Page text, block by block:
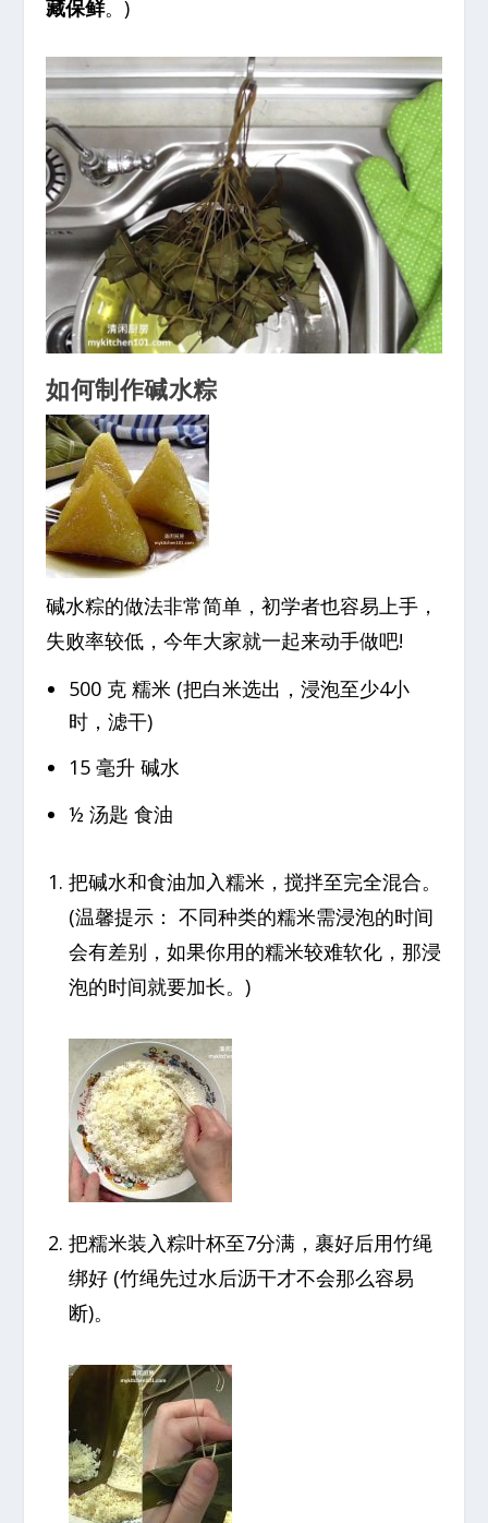
藏保鲜。)
如何制作碱水粽
碱水粽的做法非常简单，初学者也容易上手，
失败率较低，今年大家就一起来动手做吧!
500 克 糯米 (把白米选出，浸泡至少4小
时，滤干)
15 毫升 碱水
½ 汤匙 食油
把碱水和食油加入糯米，搅拌至完全混合。
(温馨提示： 不同种类的糯米需浸泡的时间
会有差别，如果你用的糯米较难软化，那浸
泡的时间就要加长。)
把糯米装入粽叶杯至7分满，裹好后用竹绳
绑好 (竹绳先过水后沥干才不会那么容易
断)。